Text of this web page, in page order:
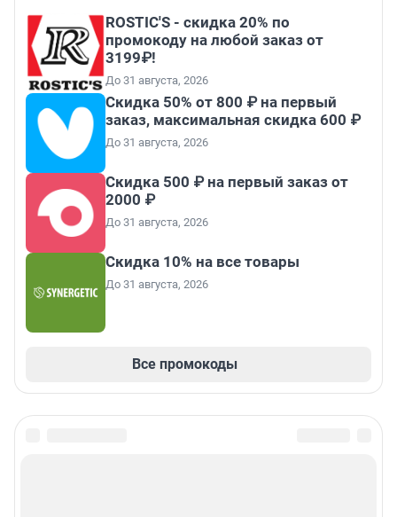
ROSTIC'S - скидка 20% по
промокоду на любой заказ от
3199₽!
До 31 августа, 2026
Скидка 50% от 800 ₽ на первый
заказ, максимальная скидка 600 ₽
До 31 августа, 2026
Скидка 500 ₽ на первый заказ от
2000 ₽
До 31 августа, 2026
Скидка 10% на все товары
До 31 августа, 2026
Все промокоды